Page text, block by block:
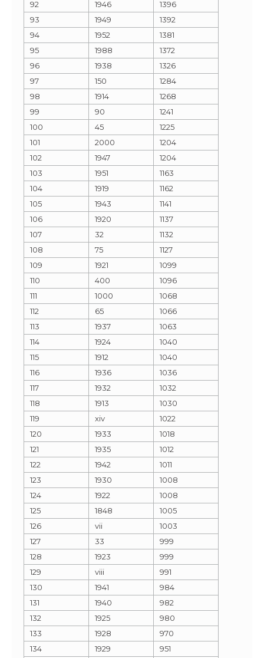
92 1946
1396
93
1949
1392
94
1952
1381
95
1988
1372
96
1938
1326
97
150
1284
98
1914
1268
99
90
1241
100
45
1225
101
2000
1204
102
1947
1204
103
1951
1163
104
1919
1162
105
1943
1141
106
1920
1137
107
32
1132
108
75
1127
109
1921
1099
110
400
1096
111
1000
1068
112
65
1066
113
1937
1063
114
1924
1040
115
1912
1040
116
1936
1036
117
1932
1032
118
1913
1030
119
xiv
1022
120
1933
1018
121
1935
1012
122
1942
1011
123
1930
1008
124
1922
1008
125
1848
1005
126
vii
1003
127
33
999
128
1923
999
129
viii
991
130
1941
984
131
1940
982
132
1925
980
133
1928
970
134
1929
951